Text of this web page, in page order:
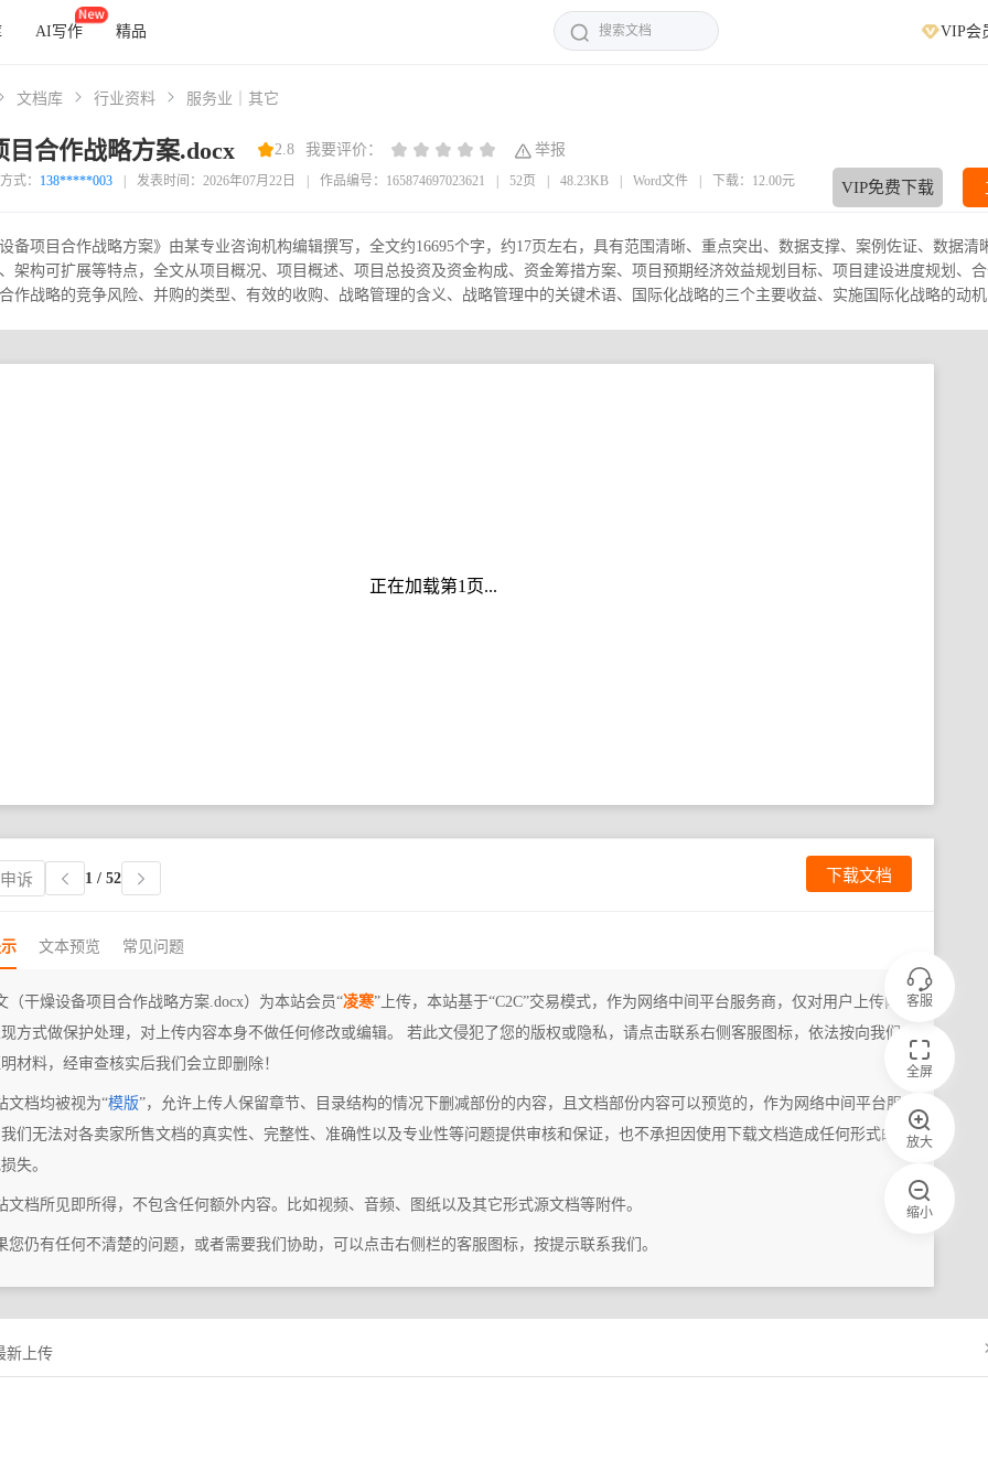
AI写作 精品 VIP会
文档库 行业资料 服务业｜其它
目合作战略方案.docx 2.8 我要评价： 举报
式： 138*****003 发表时间：2026年07月22日 作品编号：165874697023621 52页 48.23KB Word文件 下载：12.00元 VIP免费下载
备项目合作战略方案》由某专业咨询机构编辑撰写，全文约16695个字，约17页左右，具有范围清晰、重点突出、数据支撑、案例佐证、数据清
架构可扩展等特点，全文从项目概况、项目概述、项目总投资及资金构成、资金筹措方案、项目预期经济效益规划目标、项目建设进度规划、
作战略的竞争风险、并购的类型、有效的收购、战略管理的含义、战略管理中的关键术语、国际化战略的三个主要收益、实施国际化战略的动
正在加载第1页...
客服
全屏
放大
缩小
诉 1 / 52 下载文档
文本预览 常见问题
（干燥设备项目合作战略方案.docx）为本站会员“凌寒”上传，本站基于“C2C”交易模式，作为网络中间平台服务商，仅对用户上传内
方式做保护处理，对上传内容本身不做任何修改或编辑。 若此文侵犯了您的版权或隐私，请点击联系右侧客服图标，依法按向我们
材料，经审查核实后我们会立即删除！
文档均被视为“模版”，允许上传人保留章节、目录结构的情况下删减部份的内容，且文档部份内容可以预览的，作为网络中间平台服
们无法对各卖家所售文档的真实性、完整性、准确性以及专业性等问题提供审核和保证，也不承担因使用下载文档造成任何形式的
失。
文档所见即所得，不包含任何额外内容。比如视频、音频、图纸以及其它形式源文档等附件。
您仍有任何不清楚的问题，或者需要我们协助，可以点击右侧栏的客服图标，按提示联系我们。
新上传